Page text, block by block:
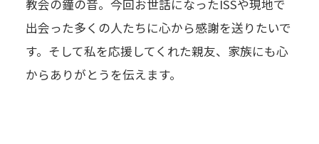
教会の鐘の音。今回お世話になったISSや現地で
出会った多くの人たちに心から感謝を送りたいで
す。そして私を応援してくれた親友、家族にも心
からありがとうを伝えます。